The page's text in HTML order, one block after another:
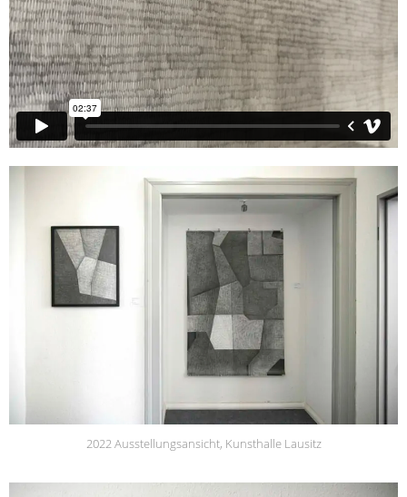
2022 Ausstellungsansicht, Kunsthalle Lausitz